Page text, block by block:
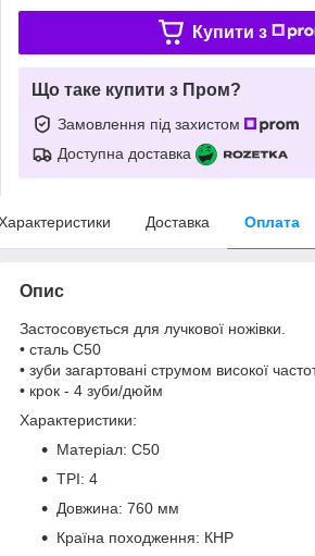
Купити з
Що таке купити з Пром?
Замовлення під захистом
Доступна доставка
Доставка Оплата
Опис
Застосовується для лучкової ножівки.
• сталь С50
• зуби загартовані струмом високої
• крок - 4 зуби/дюйм
Характеристики:
Матеріал: C50
TPI: 4
Довжина: 760 мм
Країна походження: КНР